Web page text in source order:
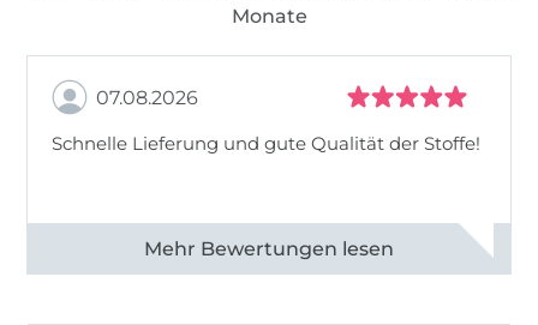
Monate
07.08.2026
Schnelle Lieferung und gute Qualität der Stoffe!
Alle 82990 Bewertungen ansehen